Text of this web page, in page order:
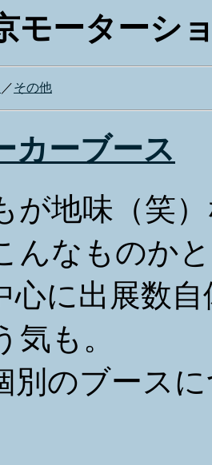
モーターシ
／その他
カーブース
地味（笑
んなものか
に出展数自
気も。
のブース